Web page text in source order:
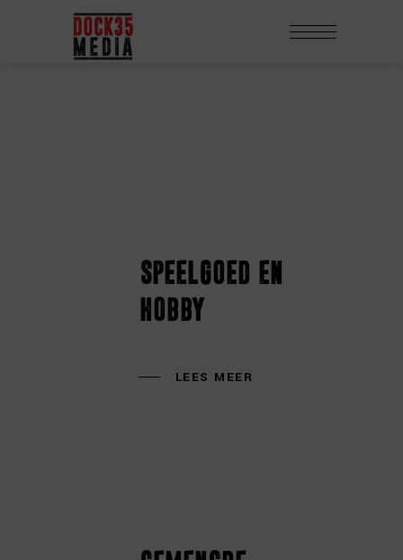
speelgoed en
hobby
LEES MEER